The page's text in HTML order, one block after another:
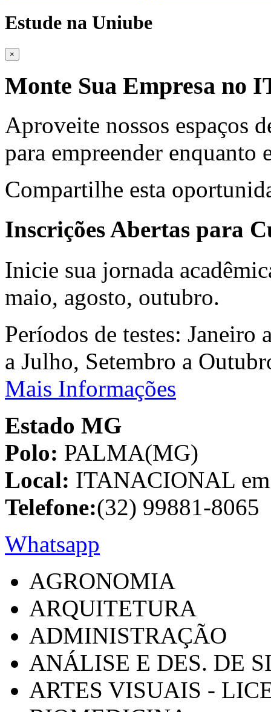
Estude na Uniube
×
Monte Sua Empresa no
Aproveite nossos espaços
para empreender enquanto
Compartilhe esta
Inscrições Abertas para
Inicie sua jornada
maio, agosto, outubro.
Períodos de testes:
a Julho, Setembro a
Mais Informações
Estado MG
Polo: PALMA(MG)
Local: ITANACIONAL
Telefone:(32) 99881-8065
Whatsapp
AGRONOMIA
ARQUITETURA
ADMINISTRAÇÃO
ANÁLISE E DES. DE
ARTES VISUAIS -